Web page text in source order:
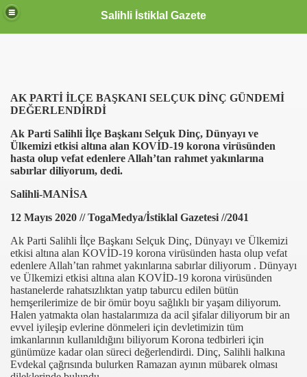
Salihli İstiklal Gazete
AK PARTİ İLÇE BAŞKANI SELÇUK DİNÇ GÜNDEMİ
DEĞERLENDİRDİ
Ak Parti Salihli İlçe Başkanı Selçuk Dinç, Dünyayı ve
Ülkemizi etkisi altına alan KOVİD-19 korona virüsünden
hasta olup vefat edenlere Allah’tan rahmet yakınlarına
sabırlar diliyorum, dedi.
Salihli-MANİSA
12 Mayıs 2020 // TogaMedya/İstiklal Gazetesi //2041
Ak Parti Salihli İlçe Başkanı Selçuk Dinç, Dünyayı ve Ülkemizi
etkisi altına alan KOVİD-19 korona virüsünden hasta olup vefat
edenlere Allah’tan rahmet yakınlarına sabırlar diliyorum . Dünyayı
ve Ülkemizi etkisi altına alan KOVİD-19 korona virüsünden
hastanelerde rahatsızlıktan yatıp taburcu edilen bütün
hemşerilerimize de bir ömür boyu sağlıklı bir yaşam diliyorum.
Halen yatmakta olan hastalarımıza da acil şifalar diliyorum bir an
evvel iyileşip evlerine dönmeleri için devletimizin tüm
imkanlarının kullanıldığını biliyorum Korona tedbirleri için
günümüze kadar olan süreci değerlendirdi. Dinç, Salihli halkına
Evdekal çağrısında bulurken Ramazan ayının mübarek olması